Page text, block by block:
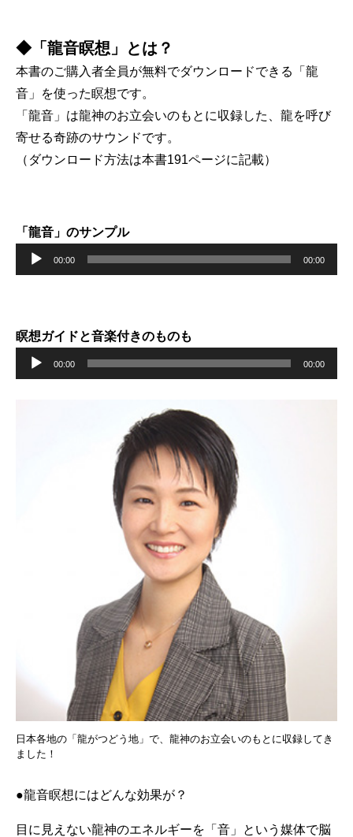
◆「龍音瞑想」とは？
本書のご購入者全員が無料でダウンロードできる「龍
音」を使った瞑想です。
「龍音」は龍神のお立会いのもとに収録した、龍を呼び
寄せる奇跡のサウンドです。
（ダウンロード方法は本書191ページに記載）
「龍音」のサンプル
声
ー
00:00 00:00
瞑想ガイドと音楽付きのものも
声
00:00 00:00
日本各地の「龍がつどう地」で、龍神のお立会いのもとに収録してき
ました！
●龍音瞑想にはどんな効果が？
目に見えない龍神のエネルギーを「音」という媒体で脳